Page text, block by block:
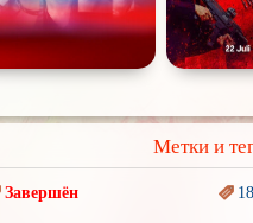
Метки и
Завершён